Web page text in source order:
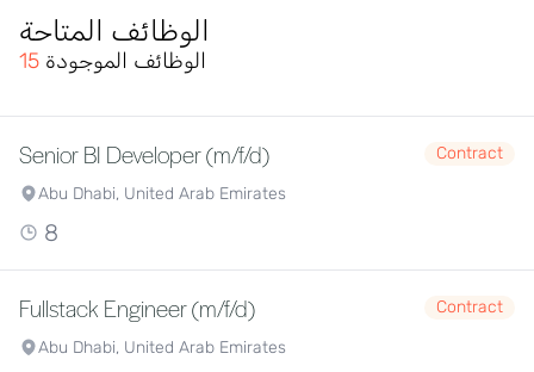
الوظائف المتاحة
15 الوظائف الموجودة
Senior BI Developer (m/f/d)
Contract
Abu Dhabi, United Arab Emirates
8
Fullstack Engineer (m/f/d)
Contract
Abu Dhabi, United Arab Emirates